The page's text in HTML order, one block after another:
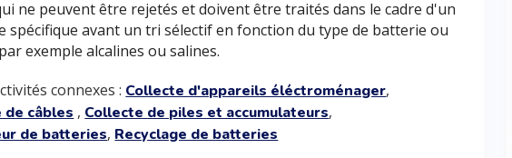
ne peuvent être rejetés et doivent être traités dans le cadre d'un
spécifique avant un tri sélectif en fonction du type de batterie ou
exemple alcalines ou salines.
connexes : Collecte d'appareils éléctroménager,
de câbles , Collecte de piles et accumulateurs,
de batteries, Recyclage de batteries